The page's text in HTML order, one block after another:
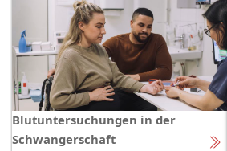
Blutuntersuchungen in der
Schwangerschaft